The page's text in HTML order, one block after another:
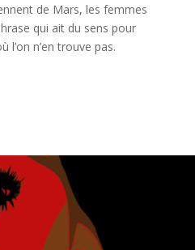
de Mars, les femmes
qui ait du sens pour
l’on n’en trouve pas.